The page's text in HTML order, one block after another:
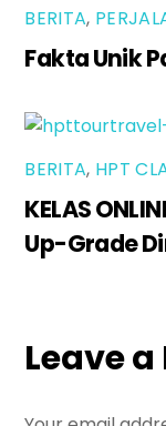
BERITA,
Fakta Unik
BERITA, HPT
KELAS
Up-Grade
Leave